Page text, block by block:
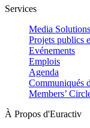
Services
Media Solutions
Projets publics
Evénements
Emplois
Agenda
Communiqués
Members’
À Propos d'Euractiv